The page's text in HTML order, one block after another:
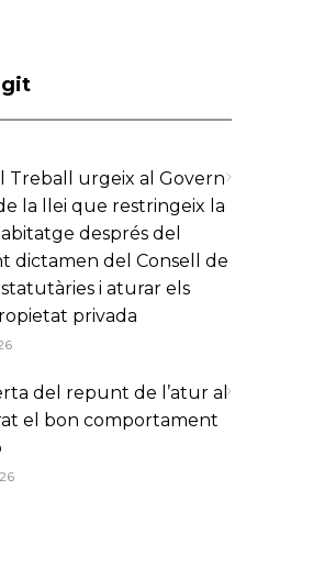
Treball urgeix al Govern
la llei que restringeix la
després del
dictamen del Consell de
i aturar els
privada
del repunt de l’atur al
el bon comportament